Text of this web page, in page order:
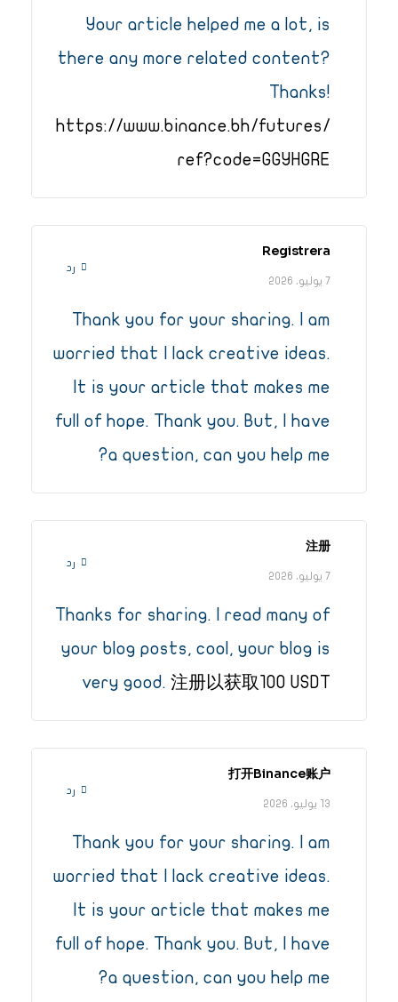
Your article helped me a lot, is
there any more related content?
Thanks!
https://www.binance.bh/futures/
ref?code=GGYHGRE
Registrera
7 يوليو، 2026
رد
Thank you for your sharing. I am
worried that I lack creative ideas.
It is your article that makes me
full of hope. Thank you. But, I have
a question, can you help me?
注册
7 يوليو، 2026
رد
Thanks for sharing. I read many of
your blog posts, cool, your blog is
very good. 注册以获取100 USDT
打开Binance账户
13 يوليو، 2026
رد
Thank you for your sharing. I am
worried that I lack creative ideas.
It is your article that makes me
full of hope. Thank you. But, I have
a question, can you help me?